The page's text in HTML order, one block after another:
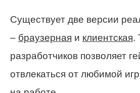
Существует две версии
– браузерная и клиентская.
разработчиков позволяет
отвлекаться от любимой